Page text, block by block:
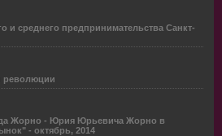
и среднего предпринимательства Санкт-
революции
Жорно - Юрия Юрьевича Жорно в
- октябрь, 2014